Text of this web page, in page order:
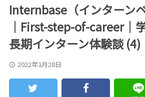
Internbase（インターンベ
│First-step-of-career│
長期インターン体験談 (4)
2022年1月28日